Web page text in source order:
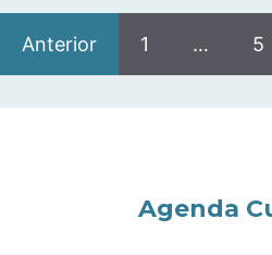
Anterior 1 … 5
Agenda